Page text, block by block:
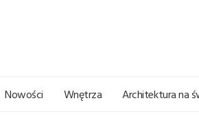
Nowości Wnętrza Architektura na